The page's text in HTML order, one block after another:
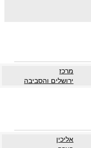
מרכז
ירושלים והסביבה
אליכין